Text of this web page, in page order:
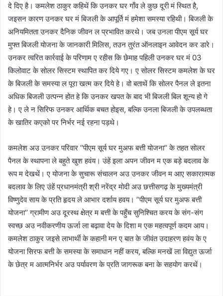
दे दिए है। कमलेश ठाकुर कहिथें कि उनकर घर गाँव ले कुछ दूरी मं स्थित है,
जइसन कारण उनकर घर मं बिजली के आपूर्ति मं हमेशा समस्या रहिथी। बिजली के
अनियमितता उनकर दैनिक जीवन ल प्रभावित करथे। जब उनला पीएम सूर्य घर
मुफ्त बिजली योजना के जानकारी मिलिस, तउन तुरंत ऑनलाइन आवेदन कर डारे।
उनकर त्वरित कार्रवाई के परिणाम ए रहीस कि छेमाह पहिली उनकर घर मं 03
किलोवाट के सोलर सिस्टम स्थापित कर दिये गए। ए सोलर सिस्टम कमलेश के घर
के बिजली के समस्या ल पूरा खत्म कर दिये हे। वो बताथें कि सोलर पैनल ले इतना
अधिक बिजली उत्पन्न होत हे कि उनकर खपत के बाद भी बिजली बिल शून्य हो गे
हे। ए ले न सिरिफ उनकर आर्थिक बचत होइस, बल्कि उनला बिजली के उपलब्धता
के खातिर कएको पर निर्भर नई रहना पड़थे।
कमलेश अउ उनकर परिवार ’’पीएम सूर्य घर मुअफ बत्ती योजना’’ के तहत सोलर
पैनल के स्थापना ले बहुते खुश हवंय। उंहें इला अपन जीवन म एक बड़े बदलाव के
रूप म देखथें। ए योजना के सुचारू संचालन अउ उनकर जीवन म आए सकारात्मक
बदलाव के लिए उंहें प्रधानमंत्री श्री नरेंद्र मोदी अउ छत्तीसगढ़ के मुख्यमंत्री
विष्णुदेव साय के प्रति हृदय ले आभार दर्शाय हवय। ’’पीएम सूर्य घर मुअफ बत्ती
योजना’’ ग्रामीण अउ दूरस्थ क्षेत्र म बत्ती के पहुँच सुनिश्चित करय के संग-संग
स्वच्छ अउ नवीकरणीय ऊर्जा ला बढ़ावा देय के दिशा म एक महत्वपूर्ण कदम आय।
कमलेश ठाकुर जइसे लाभार्थी के कहानी मन ए बात के जीवंत उदाहरण हवंय के ए
योजना सिरफ बत्ती के समस्या के समाधान नहीं करय, बल्कि मनखें ला विद्युत ऊर्जा
के छेत्र म आत्मनिर्भर अउ पर्यावरण के प्रति जागरूक बना के सहयोग करथें।